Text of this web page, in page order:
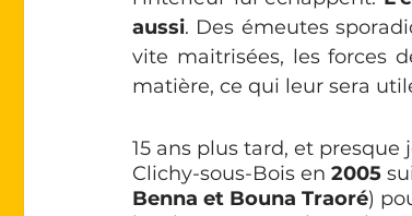
aussi. Des émeutes
vite maitrisées, les forces
matière, ce qui leur sera
15 ans plus tard, et
Clichy-sous-Bois en 2005
Benna et Bouna Traoré)